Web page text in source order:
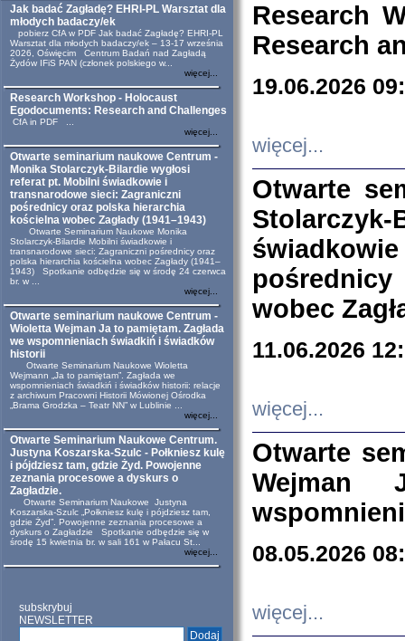
Jak badać Zagładę? EHRI-PL Warsztat dla
młodych badaczy/ek
pobierz CfA w PDF Jak badać Zagładę? EHRI-PL
Warsztat dla młodych badaczy/ek – 13-17 września
2026, Oświęcim Centrum Badań nad Zagładą
Żydów IFiS PAN (członek polskiego w...
więcej...
Research Workshop - Holocaust
Egodocuments: Research and Challenges
CfA in PDF ...
więcej...
Otwarte seminarium naukowe Centrum -
Monika Stolarczyk-Bilardie wygłosi
referat pt. Mobilni świadkowie i
transnarodowe sieci: Zagraniczni
pośrednicy oraz polska hierarchia
kościelna wobec Zagłady (1941–1943)
Otwarte Seminarium Naukowe Monika
Stolarczyk-Bilardie Mobilni świadkowie i
transnarodowe sieci: Zagraniczni pośrednicy oraz
polska hierarchia kościelna wobec Zagłady (1941–
1943) Spotkanie odbędzie się w środę 24 czerwca
br. w ...
więcej...
Otwarte seminarium naukowe Centrum -
Wioletta Wejman Ja to pamiętam. Zagłada
we wspomnieniach świadkiń i świadków
historii
Otwarte Seminarium Naukowe Wioletta
Wejmann „Ja to pamiętam”. Zagłada we
wspomnieniach świadkiń i świadków historii: relacje
z archiwum Pracowni Historii Mówionej Ośrodka
„Brama Grodzka – Teatr NN” w Lublinie ...
więcej...
Otwarte Seminarium Naukowe Centrum.
Justyna Koszarska-Szulc - Połkniesz kulę
i pójdziesz tam, gdzie Żyd. Powojenne
zeznania procesowe a dyskurs o
Zagładzie.
Otwarte Seminarium Naukowe Justyna
Koszarska-Szulc „Połkniesz kulę i pójdziesz tam,
gdzie Żyd”. Powojenne zeznania procesowe a
dyskurs o Zagładzie Spotkanie odbędzie się w
środę 15 kwietnia br. w sali 161 w Pałacu St...
więcej...
subskrybuj
NEWSLETTER
Research
Research
19.06.2026
więcej...
Otwarte
wobec
11.06.2026
więcej...
Otwarte
Wejman
08.05.2026
więcej...